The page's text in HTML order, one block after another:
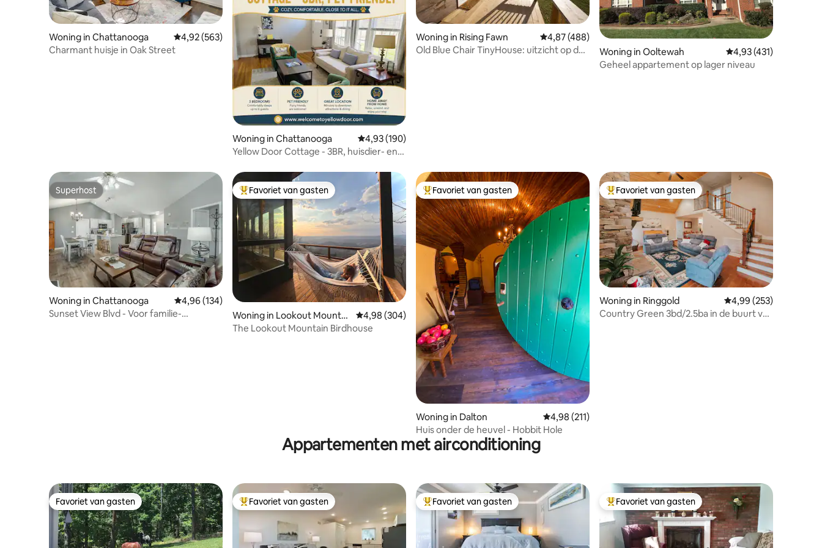
Woning in Chattanooga Gemiddelde beoordeling van 4,92 op 5, 563 recensies
4,92 (563)
Charmant huisje in Oak Street
Woning in Chattanooga Gemiddelde beoordeling van 4,93 op 5, 190 recensies
4,93 (190)
Yellow Door Cottage - 3BR, huisdier- en
Woning in Rising Fawn Gemiddelde beoordeling van 4,87 op 5, 488 recensies
4,87 (488)
Old Blue Chair TinyHouse: uitzicht op de
Woning in Ooltewah Gemiddelde
4,93 (431)
Geheel appartement op lager niveau
Superhost
Superhost
Woning in Chattanooga Gemiddelde beoordeling van 4,96 op 5, 134 recensies
4,96 (134)
Sunset View Blvd - Voor familie-
Topfavoriet van gasten
Favoriet van gasten
Woning in Lookout Mountai
n
Gemiddelde beoordeling van 4,98 op 5, 304 recensies
4,98 (304)
The Lookout Mountain Birdhouse
Topfavoriet van gasten
Favoriet van gasten
Woning in Dalton Gemiddelde beoordeling van 4,98 op 5, 211 recensies
4,98 (211)
Huis onder de heuvel - Hobbit Hole
Topfavoriet van gasten
Favoriet van gasten
Woning in Ringgold Gemiddelde
4,99 (253)
Country Green 3bd/2.5ba in de buurt van
Appartementen met airconditioning
Favoriet van gasten
Favoriet van gasten Topfavoriet van gasten
Favoriet van gasten Topfavoriet van gasten
Favoriet van gasten Topfavoriet van gasten
Favoriet van gasten